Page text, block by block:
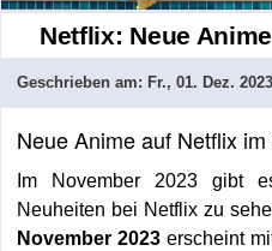
Netflix: Neue
Geschrieben am: Fr., 01. Dez. 2023
Neue Anime auf Netflix
Im November 2023 gibt
Neuheiten bei Netflix zu
November 2023erscheint